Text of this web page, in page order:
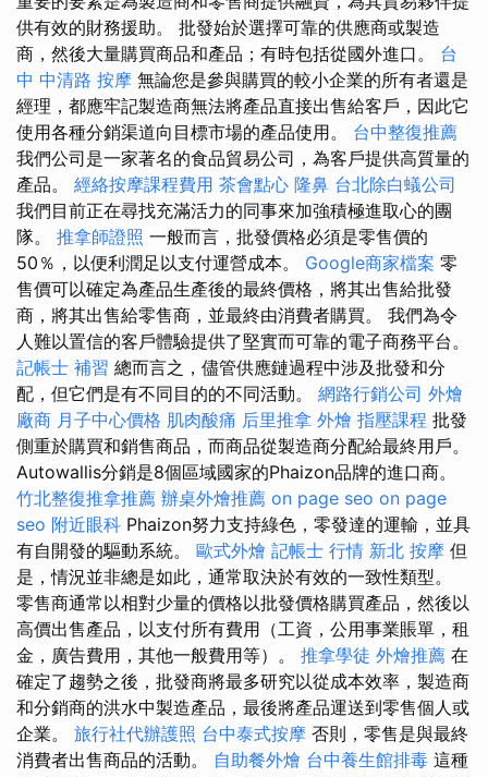
供有效的財務援助。 批發始於選擇可靠的供應商或製造
商，然後大量購買商品和產品；有時包括從國外進口。 台
中 中清路 按摩 無論您是參與購買的較小企業的所有者還是
經理，都應牢記製造商無法將產品直接出售給客戶，因此它
使用各種分銷渠道向目標市場的產品使用。 台中整復推薦
我們公司是一家著名的食品貿易公司，為客戶提供高質量的
產品。 經絡按摩課程費用 茶會點心 隆鼻 台北除白蟻公司
我們目前正在尋找充滿活力的同事來加強積極進取心的團
隊。 推拿師證照 一般而言，批發價格必須是零售價的
50％，以便利潤足以支付運營成本。 Google商家檔案 零
售價可以確定為產品生產後的最終價格，將其出售給批發
商，將其出售給零售商，並最終由消費者購買。 我們為令
人難以置信的客戶體驗提供了堅實而可靠的電子商務平台。
記帳士 補習 總而言之，儘管供應鏈過程中涉及批發和分
配，但它們是有不同目的的不同活動。 網路行銷公司 外燴
廠商 月子中心價格 肌肉酸痛 后里推拿 外燴 指壓課程 批發
側重於購買和銷售商品，而商品從製造商分配給最終用戶。
Autowallis分銷是8個區域國家的Phaizon品牌的進口商。
竹北整復推拿推薦 辦桌外燴推薦 on page seo on page
seo 附近眼科 Phaizon努力支持綠色，零發達的運輸，並具
有自開發的驅動系統。 歐式外燴 記帳士 行情 新北 按摩 但
是，情況並非總是如此，通常取決於有效的一致性類型。
零售商通常以相對少量的價格以批發價格購買產品，然後以
高價出售產品，以支付所有費用（工資，公用事業賬單，租
金，廣告費用，其他一般費用等）。 推拿學徒 外燴推薦 在
確定了趨勢之後，批發商將最多研究以從成本效率，製造商
和分銷商的洪水中製造產品，最後將產品運送到零售個人或
企業。 旅行社代辦護照 台中泰式按摩 否則，零售是與最終
消費者出售商品的活動。 自助餐外燴 台中養生館排毒 這種